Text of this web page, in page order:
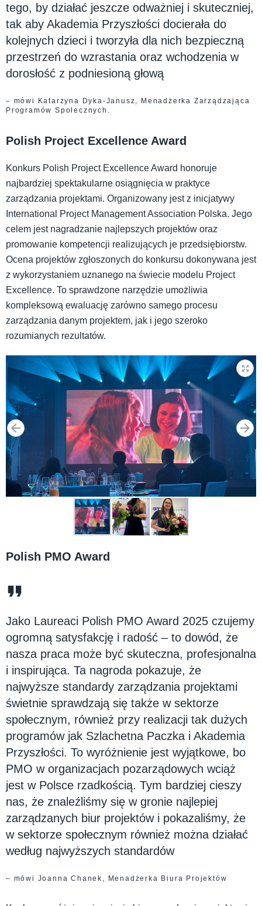
tego, by działać jeszcze odważniej i skuteczniej,
tak aby Akademia Przyszłości docierała do
kolejnych dzieci i tworzyła dla nich bezpieczną
przestrzeń do wzrastania oraz wchodzenia w
dorosłość z podniesioną głową
– mówi Katarzyna Dyka-Janusz, Menadżerka Zarządzająca
Programów Społecznych.
Polish Project Excellence Award
Konkurs Polish Project Excellence Award honoruje
najbardziej spektakularne osiągnięcia w praktyce
zarządzania projektami. Organizowany jest z inicjatywy
International Project Management Association Polska. Jego
celem jest nagradzanie najlepszych projektów oraz
promowanie kompetencji realizujących je przedsiębiorstw.
Ocena projektów zgłoszonych do konkursu dokonywana jest
z wykorzystaniem uznanego na świecie modelu Project
Excellence. To sprawdzone narzędzie umożliwia
kompleksową ewaluację zarówno samego procesu
zarządzania danym projektem, jak i jego szeroko
rozumianych rezultatów.
Polish PMO Award
Jako Laureaci Polish PMO Award 2025 czujemy
ogromną satysfakcję i radość – to dowód, że
nasza praca może być skuteczna, profesjonalna
i inspirująca. Ta nagroda pokazuje, że
najwyższe standardy zarządzania projektami
świetnie sprawdzają się także w sektorze
społecznym, również przy realizacji tak dużych
programów jak Szlachetna Paczka i Akademia
Przyszłości. To wyróżnienie jest wyjątkowe, bo
PMO w organizacjach pozarządowych wciąż
jest w Polsce rzadkością. Tym bardziej cieszy
nas, że znaleźliśmy się w gronie najlepiej
zarządzanych biur projektów i pokazaliśmy, że
w sektorze społecznym również można działać
według najwyższych standardów
– mówi Joanna Chanek, Menadżerka Biura Projektów